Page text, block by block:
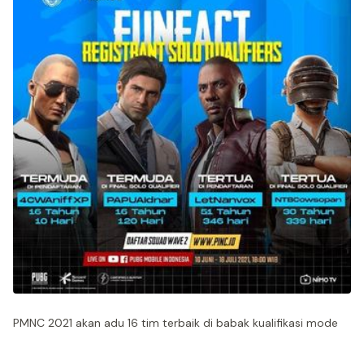
PMNC 2021 akan adu 16 tim terbaik di babak kualifikasi mode